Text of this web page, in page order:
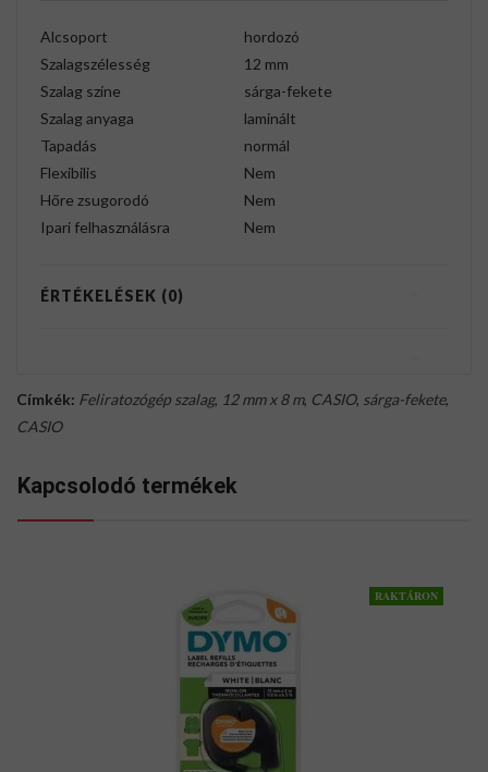
Alcsoport
hordozó
Szalagszélesség
12 mm
Szalag színe
sárga-fekete
Szalag anyaga
laminált
Tapadás
normál
Flexibilis
Nem
Hőre zsugorodó
Nem
Ipari felhasználásra
Nem
ÉRTÉKELÉSEK (0)
Címkék: Feliratozógép szalag, 12 mm x 8 m, CASIO, sárga-fekete,
CASIO
Kapcsolodó termékek
RAKTÁRON